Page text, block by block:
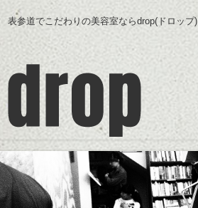
表参道でこだわりの美容室ならdrop(ドロップ)